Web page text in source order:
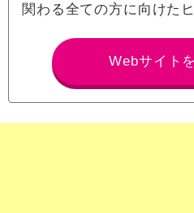
関わる全ての方に向けた
Webサイト